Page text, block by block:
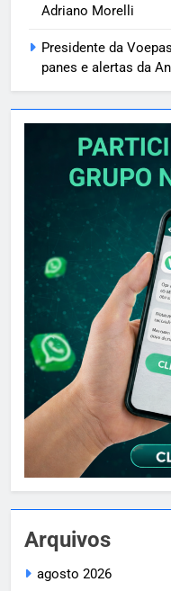
Adriano Morelli
Presidente da
panes e alertas da
Arquivos
agosto 2026